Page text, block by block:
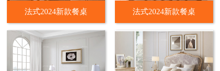
法式2024新款餐桌 法式2024新款餐桌